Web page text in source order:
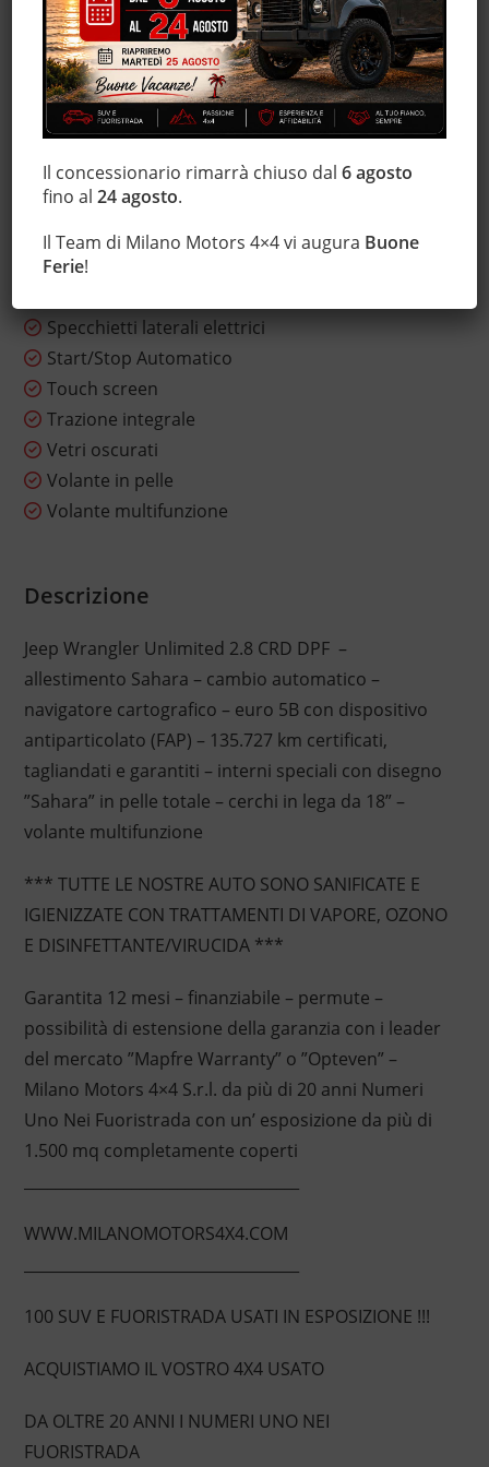
Immobilizzatore elettronico
Interni in pelle
Lettore CD
Luci diurne
Monitoraggio pressione pneumatici
MP3
Riscaldamento ausiliario
Sensore di luce
Servosterzo
Specchietti laterali elettrici
Start/Stop Automatico
Touch screen
Trazione integrale
Vetri oscurati
Volante in pelle
Volante multifunzione
Descrizione
Jeep Wrangler Unlimited 2.8 CRD DPF –
allestimento Sahara – cambio automatico –
navigatore cartografico – euro 5B con dispositivo
antiparticolato (FAP) – 135.727 km certificati,
tagliandati e garantiti – interni speciali con disegno
”Sahara” in pelle totale – cerchi in lega da 18” –
volante multifunzione
*** TUTTE LE NOSTRE AUTO SONO SANIFICATE E
IGIENIZZATE CON TRATTAMENTI DI VAPORE, OZONO
E DISINFETTANTE/VIRUCIDA ***
Garantita 12 mesi – finanziabile – permute –
possibilità di estensione della garanzia con i leader
del mercato ”Mapfre Warranty” o ”Opteven” –
Milano Motors 4×4 S.r.l. da più di 20 anni Numeri
Uno Nei Fuoristrada con un’ esposizione da più di
1.500 mq completamente coperti
WWW.MILANOMOTORS4X4.COM
100 SUV E FUORISTRADA USATI IN ESPOSIZIONE !!!
ACQUISTIAMO IL VOSTRO 4X4 USATO
DA OLTRE 20 ANNI I NUMERI UNO NEI
FUORISTRADA
Il concessionario rimarrà chiuso dal6 agosto
fino al24 agosto.
Il Team di Milano Motors 4×4 vi augura Buone
Ferie!